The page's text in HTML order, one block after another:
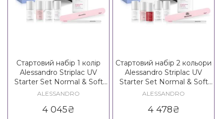
Стартовий набір 1 колір
Alessandro Striplac UV
Starter Set Normal & Soft
Nails — 1 Colour
ALESSANDRO
4 045₴
Стартовий набір 2 кольори
Alessandro Striplac UV
Starter Set Normal & Soft
Nails — 2 Colours
ALESSANDRO
4 478₴